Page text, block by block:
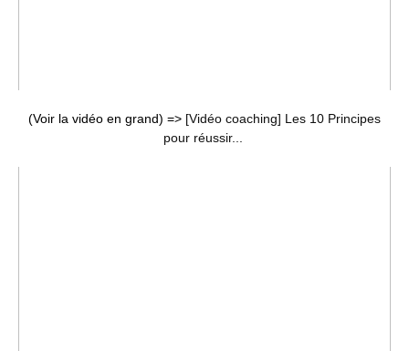
(Voir la vidéo en grand) => [Vidéo coaching] Les 10 Principes
pour réussir...